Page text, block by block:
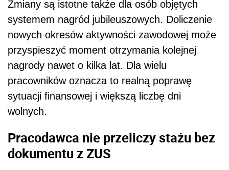
Zmiany są istotne także dla osób objętych
systemem nagród jubileuszowych. Doliczenie
nowych okresów aktywności zawodowej może
przyspieszyć moment otrzymania kolejnej
nagrody nawet o kilka lat. Dla wielu
pracowników oznacza to realną poprawę
sytuacji finansowej i większą liczbę dni
wolnych.
Pracodawca nie przeliczy stażu bez
dokumentu z ZUS